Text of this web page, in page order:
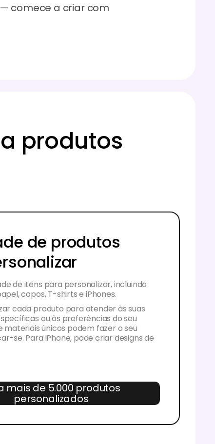
comece a criar com
produtos
de produtos
de itens para personalizar, incluindo
copos, T-shirts e iPhones.
cada produto para atender às suas
ou às preferências do seu
materiais únicos podem fazer o seu
se. Para iPhone, pode criar designs de
mais de 5.000 produtos
personalizados